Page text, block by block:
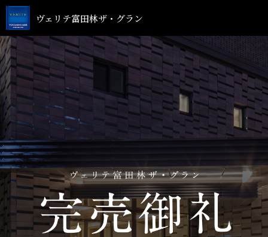
ヴェリテ富田林ザ・グラン